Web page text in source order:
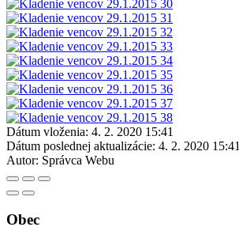
Dátum vloženia: 4. 2. 2020 15:41
Dátum poslednej aktualizácie: 4. 2. 2020 15:41
Autor: Správca Webu
Obec